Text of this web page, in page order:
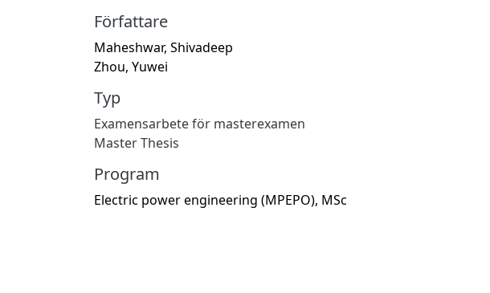
Författare
Maheshwar, Shivadeep
Zhou, Yuwei
Typ
Examensarbete för masterexamen
Master Thesis
Program
Electric power engineering (MPEPO), MSc